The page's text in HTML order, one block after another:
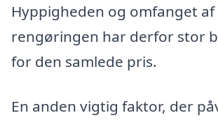
Hyppigheden og omfanget af
rengøringen har derfor stor
for den samlede pris.
En anden vigtig faktor, der